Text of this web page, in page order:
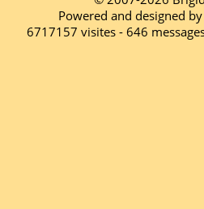
Powered and designed
6717157 visites - 646